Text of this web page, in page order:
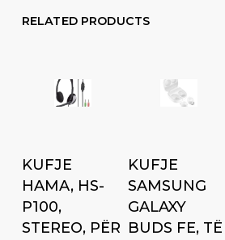
RELATED PRODUCTS
Add to cart
KUFJE
HAMA, HS-
P100,
STEREO, PËR
Add to cart
KUFJE
SAMSUNG
GALAXY
BUDS FE, TË